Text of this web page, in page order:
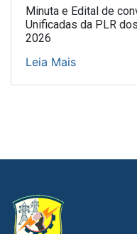
Minuta e Edital de
Unificadas da PLR
2026
Leia Mais